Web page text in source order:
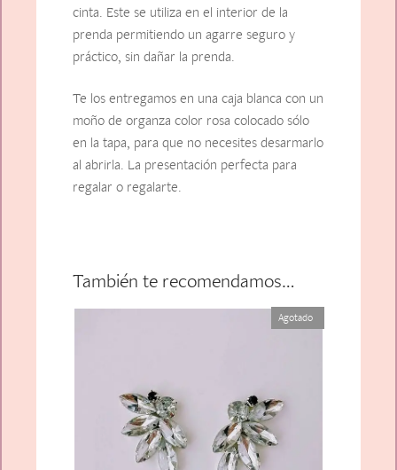
cinta. Este se utiliza en el interior de la
prenda permitiendo un agarre seguro y
práctico, sin dañar la prenda.
Te los entregamos en una caja blanca con un
moño de organza color rosa colocado sólo
en la tapa, para que no necesites desarmarlo
al abrirla. La presentación perfecta para
regalar o regalarte.
También te recomendamos…
Agotado